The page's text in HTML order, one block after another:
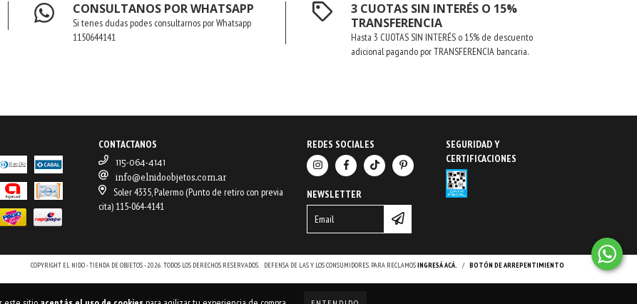
CONSULTANOS POR WHATSAPP
Si tenes dudas podes consultarnos por Whatsapp
1150644141
3 CUOTAS SIN INTERÉS O 15%
TRANSFERENCIA
Hasta 3 CUOTAS SIN INTERÉS o 15% de descuento
adicional pagando por TRANSFERENCIA bancaria.
CONTACTANOS
115-064-4141
info@elnidoobjetos.com.ar
Soler 4335, Palermo (Punto de retiro con previa
cita) 115-064-4141
REDES SOCIALES
NEWSLETTER
SEGURIDAD Y
CERTIFICACIONES
COPYRIGHT EL NIDO - TIENDA DE OBJETOS - 2026. TODOS LOS DERECHOS RESERVADOS. DEFENSA DE LAS Y LOS CONSUMIDORES. PARA RECLAMOSINGRESÁ ACÁ. / BOTÓN DE ARREPENTIMIENTO